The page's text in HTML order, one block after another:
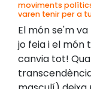
moviments
varen tenir per a
El món se'm
jo feia i el món
canvia tot!